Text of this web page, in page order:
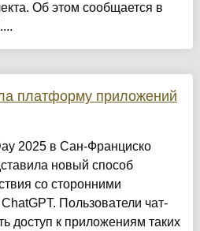
Об этом сообщается в
платформу приложений
2025 в Сан-Франциско
новый способ
со сторонними
Пользователи чат-
доступ к приложениям таких